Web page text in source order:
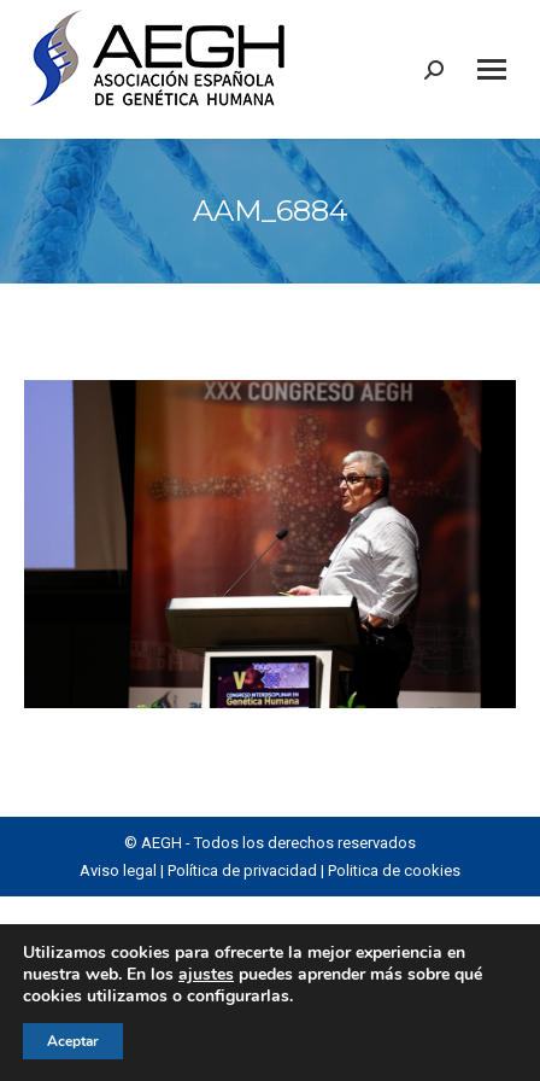
Buscar:
AAM_6884
© AEGH - Todos los derechos reservados
Aviso legal | Política de privacidad | Politica de cookies
Utilizamos cookies para ofrecerte la mejor experiencia en
nuestra web. En los ajustes puedes aprender más sobre qué
cookies utilizamos o configurarlas.
Aceptar